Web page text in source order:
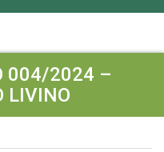
004/2024 –
LIVINO